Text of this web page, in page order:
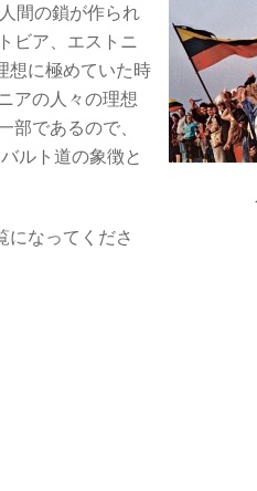
間の鎖が作られ
ビア、エストニ
想に極めていた時
アの人々の理想
であるので、
ルト道の象徴と
になってくださ